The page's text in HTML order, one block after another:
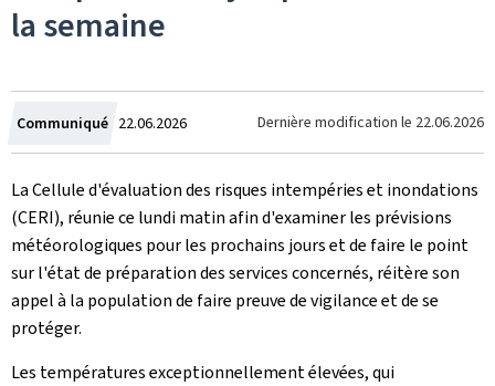
la semaine
Communiqué Crée
le
22.06.2026 Dernière modification le 22.06.2026
La Cellule d'évaluation des risques intempéries et inondations
(CERI), réunie ce lundi matin afin d'examiner les prévisions
météorologiques pour les prochains jours et de faire le point
sur l'état de préparation des services concernés, réitère son
appel à la population de faire preuve de vigilance et de se
protéger.
Les températures exceptionnellement élevées, qui